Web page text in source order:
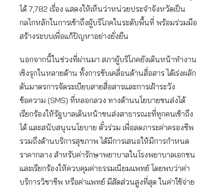
ได้ 7,782 เรื่อง แสดงให้เห็นว่าหน่วยประจำจังหวัดเป็น
กลไกหลักในการเข้าถึงผู้บริโภคในระดับพื้นที่ พร้อมร่วมมือ
สร้างระบบเพื่อแก้ปัญหาอย่างยั่งยืน
นอกจากนี้ในช่วงที่ผ่านมา สภาผู้บริโภคยังเดินหน้าทำงาน
เชิงรุกในหลายด้าน ทั้งการขับเคลื่อนด้านสื่อสาร ได้เร่งผลัก
ดันมาตรการจัดระเบียบสายสื่อสารและการเฝ้าระวัง
ข้อความ (SMS) ที่หลอกลวง ทางด้านนโยบายขนส่งได้
เรียกร้องให้รัฐบาลเดินหน้าขนส่งสาธารณะที่ทุกคนเข้าถึง
ได้ และสนับสนุนนโยบาย ตั๋วร่วม เพื่อลดภาระค่าครองชีพ
รวมถึงด้านบริการสุขภาพ ได้มีการเสนอให้มีการกำหนด
ราคากลาง สำหรับค่ารักษาพยาบาลในโรงพยาบาลเอกชน
และเรียกร้องให้ควบคุมค่าธรรมเนียมแพทย์ โดยพบว่าค่า
บริการวิชาชีพ หรือค่าแพทย์ มีสัดส่วนสูงที่สุด ในค่าใช้จ่าย